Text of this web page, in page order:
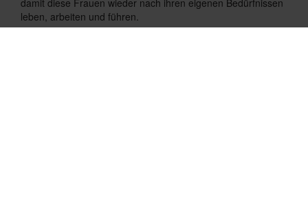
damit diese Frauen wieder nach ihren eigenen Bedürfnissen
leben, arbeiten und führen.